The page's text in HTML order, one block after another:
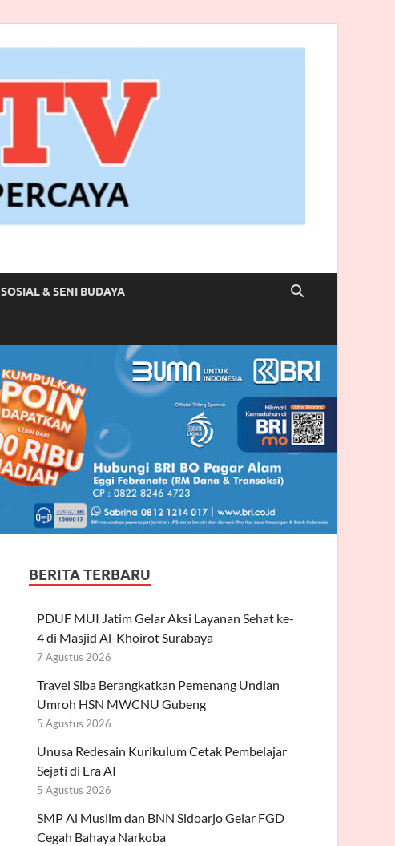
SOSIAL & SENI BUDAYA
BERITA TERBARU
PDUF MUI Jatim Gelar Aksi Layanan Sehat ke-
4 di Masjid Al-Khoirot Surabaya
7 Agustus 2026
Travel Siba Berangkatkan Pemenang Undian
Umroh HSN MWCNU Gubeng
5 Agustus 2026
Unusa Redesain Kurikulum Cetak Pembelajar
Sejati di Era AI
5 Agustus 2026
SMP Al Muslim dan BNN Sidoarjo Gelar FGD
Cegah Bahaya Narkoba